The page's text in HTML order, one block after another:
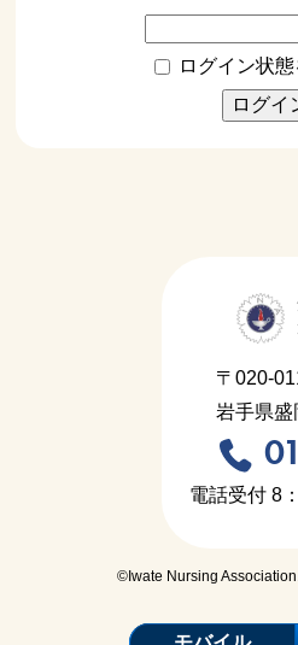
ログイン状
〒020-
岩手県
電話受付 8
©Iwate Nursing